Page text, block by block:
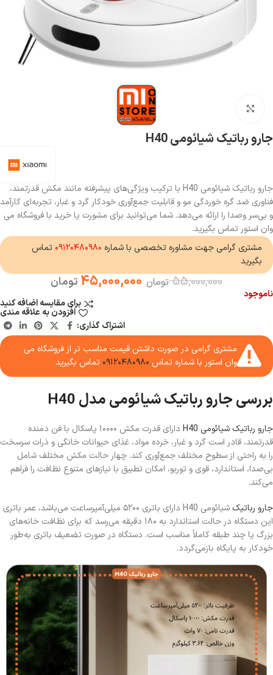
جارو رباتیک شیائومی H40
جارو رباتیک شیائومی H40 با ترکیب ویژگی‌های پیشرفته مانند مکش قدرتمند،
فناوری ضد گره خوردگی مو و قابلیت جمع‌آوری خودکار گرد و غبار، تجربه‌ای کارآمد
و بی‌سر و‌صدا را ارائه می‌دهد. شما می‌توانید برای مشورت یا خرید با فروشگاه می
وان استور تماس بگیرید.
مشتری گرامی جهت مشاوره تخصصی با شماره ۰۹۱۲۰۴۸۰۹۸۰ تماس
بگیرید
55,000,000 تومان 45,000,000 تومان
ناموجود
برای مقایسه اضافه کنید
افزودن به علاقه مندی
اشتراک گذاری:
مشتری گرامی در صورت داشتن قیمت مناسب تر از فروشگاه می
وان استور با شماره تماس ۰۹۱۲۰۴۸۰۹۸۰ تماس بگیرید
بررسی جارو رباتیک شیائومی مدل H40
جارو رباتیک شیائومی H40
دارای قدرت مکش ۱۰۰۰۰ پاسکال با فن دمنده
قدرتمند، قادر است گرد و غبار، خرده مواد، غذای حیوانات خانگی و ذرات سرسخت
را به راحتی از سطوح مختلف جمع‌آوری کند. چهار حالت مکش مختلف شامل
بی‌صدا، استاندارد، قوی و توربو، امکان تطبیق با نیازهای متنوع نظافت را فراهم
می‌کند.
جارو رباتیک
شیائومی H40 دارای باتری ۵۲۰۰ میلی‌آمپرساعت می‌باشد، عمر باتری
این دستگاه در حالت استاندارد به ۱۸۰ دقیقه می‌رسد که برای نظافت خانه‌های
بزرگ یا چند طبقه کاملاً مناسب است. دستگاه در صورت تضعیف باتری به‌طور
خودکار به پایگاه بازمی‌گردد.